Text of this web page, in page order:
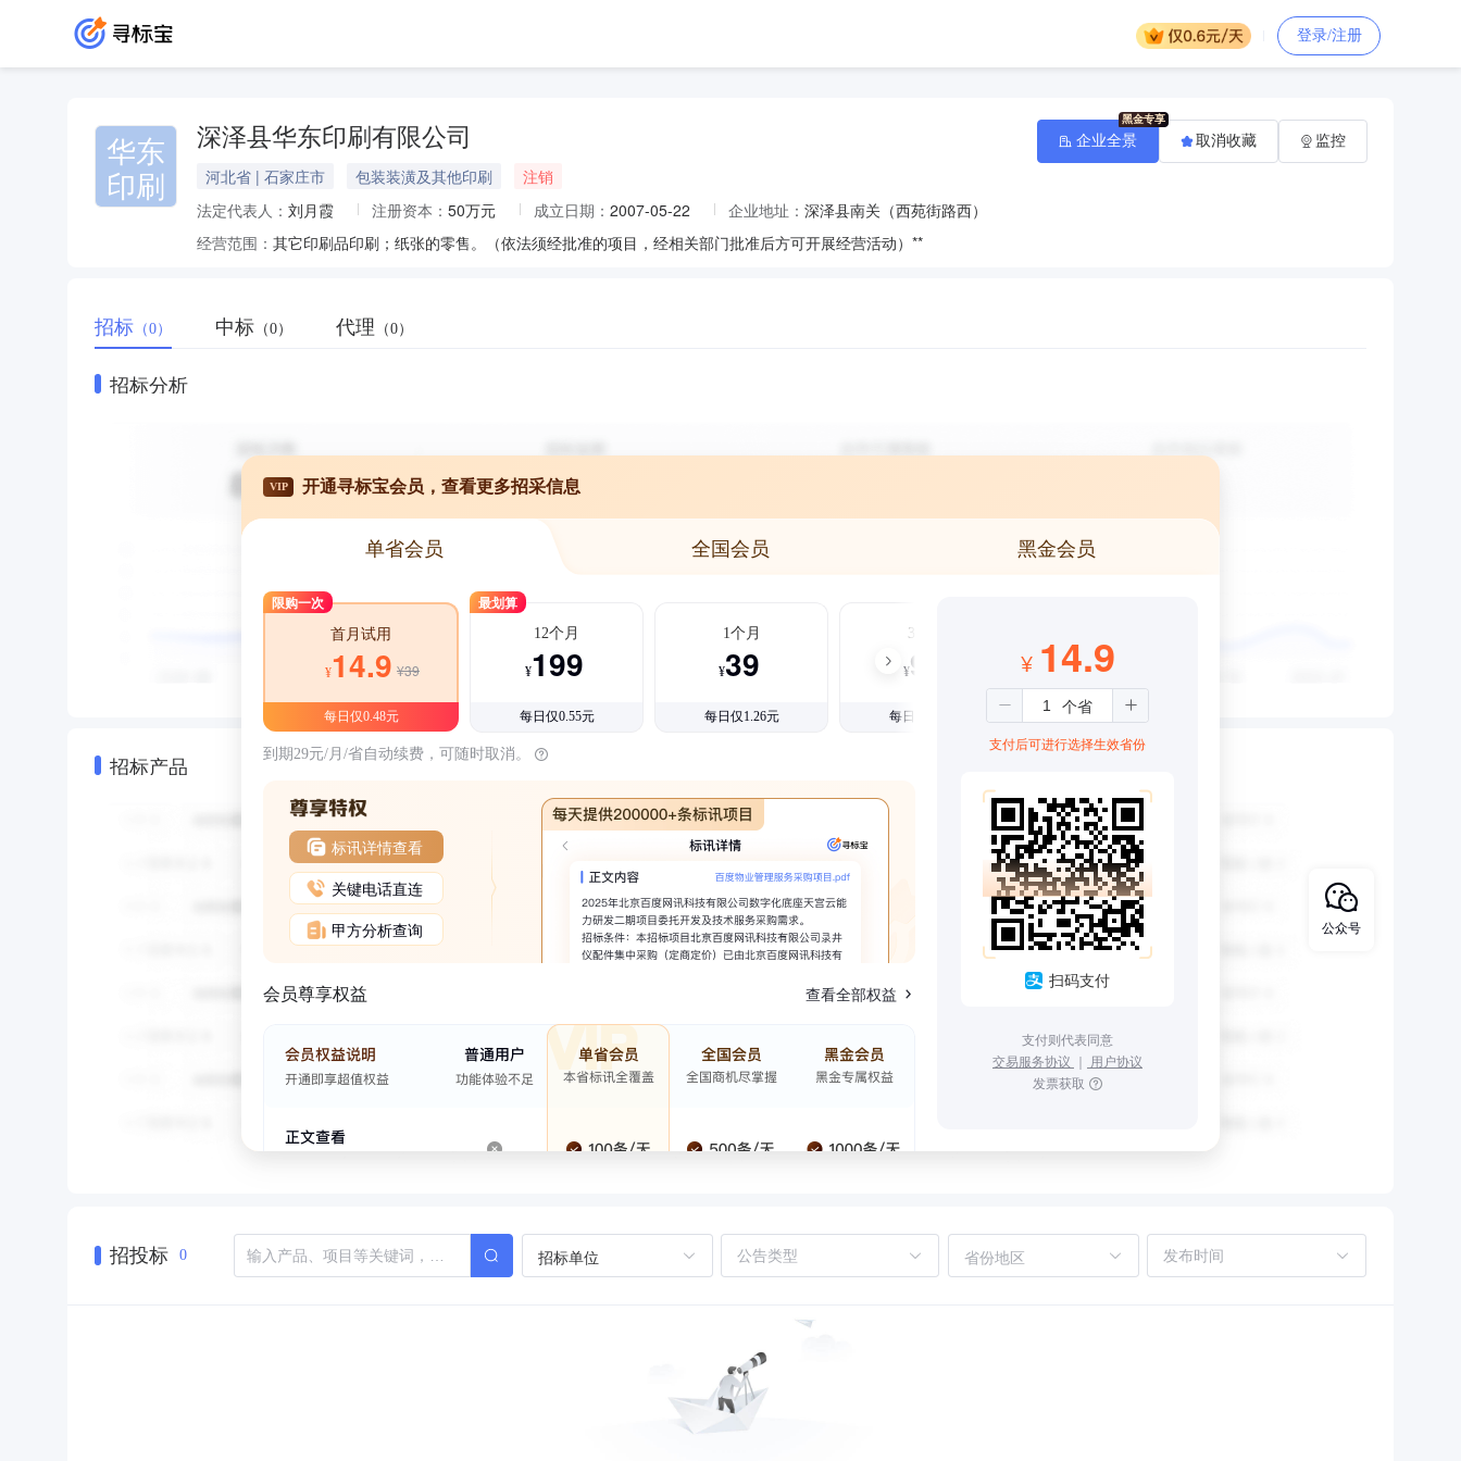
登录/注册
华东
印刷
深泽县华东印刷有限公司
河北省 | 石家庄市 包装装潢及其他印刷
注销
法定代表人： 刘月霞 注册资本： 50万元 成立日期： 2007-05-22 企业地址： 深泽县南关（西苑街路西）
经营范围： 其它印刷品印刷；纸张的零售。（依法须经批准的项目，经相关部门批准后方可开展经营活动）**
企业全景 取消收藏 监控
招标 （0） 中标 （0） 代理 （0）
招标分析
招标产品
VIP 开通寻标宝会员，查看更多招采信息
单省会员 全国会员 黑金会员
限购一次
首月试用
¥14.9 ¥39
每日仅0.48元
最划算
12个月
¥199
每日仅0.55元
1个月
¥39
每日仅1.26元
3个月
¥99
每日仅1.08元
到期29元/月/省自动续费，可随时取消。
标讯详情查看
关键电话直连
甲方分析查询
会员尊享权益 查看全部权益
¥ 14.9
支付后可进行选择生效省份
扫码支付
支付则代表同意
交易服务协议 ｜ 用户协议
发票获取
招投标 0 招标单位 省份地区
公众号